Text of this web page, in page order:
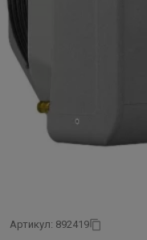
Артикул: 892419